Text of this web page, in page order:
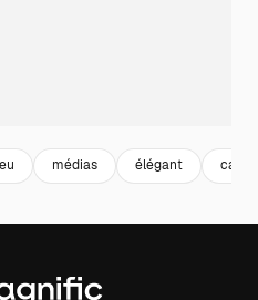
médias élégant carré